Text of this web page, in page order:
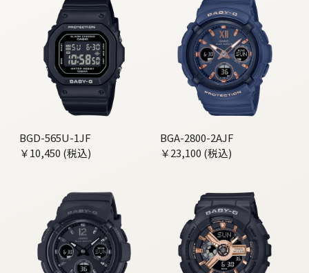
BGD-565U-1JF
￥10,450 (税込)
BGA-2800-2AJF
￥23,100 (税込)